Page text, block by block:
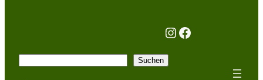
Instagram
Facebook
Suchen